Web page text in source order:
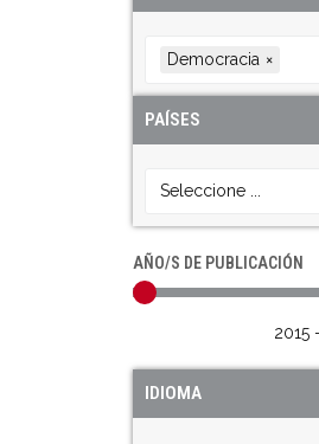
Democracia ×
PAÍSES
Seleccione ...
AÑO/S DE PUBLICACIÓN
2015
IDIOMA